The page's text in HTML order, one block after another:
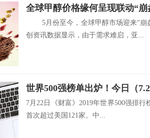
全球甲醇价格缘何呈现联动“崩
5月份至今，全球甲醇市场迎来“崩
创资讯数据显示，由于需求难启，亚...
7月22日《财富》2019年世界500强排
首次超过美国121家。中...